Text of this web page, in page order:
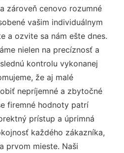
zároveň cenovo rozumné
vašim individuálnym
a ozvite sa nám ešte dnes.
nielen na precíznosť a
kontrolu vykonanej
že aj malé
nepríjemné a zbytočné
firemné hodnoty patrí
prístup a úprimná
každého zákazníka,
prvom mieste. Naši